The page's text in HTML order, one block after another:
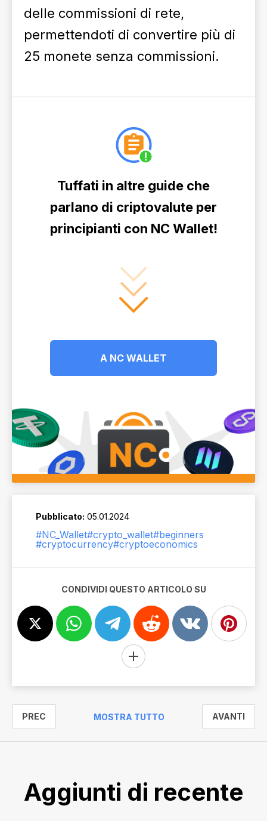
delle commissioni di rete,
permettendoti di convertire più di
25 monete senza commissioni.
Tuffati in altre guide che
parlano di criptovalute per
principianti con NC Wallet!
A NC WALLET
Pubblicato: 05.01.2024
#NC_Wallet#crypto_wallet#beginners
#cryptocurrency#cryptoeconomics
CONDIVIDI QUESTO ARTICOLO SU
PREC MOSTRA TUTTO AVANTI
Aggiunti di recente